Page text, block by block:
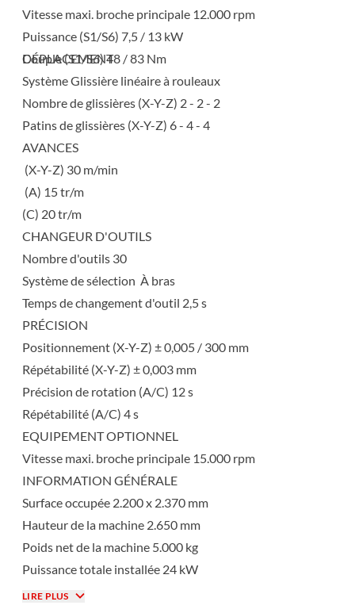
Vitesse maxi. broche principale 12.000 rpm
Puissance (S1/S6) 7,5 / 13 kW
Couple (S1/S6) 48 / 83 Nm
DÉPLACEMENT
Système Glissière linéaire à rouleaux
Nombre de glissières (X-Y-Z) 2 - 2 - 2
Patins de glissières (X-Y-Z) 6 - 4 - 4
AVANCES
(X-Y-Z) 30 m/min
(A) 15 tr/m
(C) 20 tr/m
CHANGEUR D'OUTILS
Nombre d'outils 30
Système de sélection À bras
Temps de changement d'outil 2,5 s
PRÉCISION
Positionnement (X-Y-Z) ± 0,005 / 300 mm
Répétabilité (X-Y-Z) ± 0,003 mm
Précision de rotation (A/C) 12 s
Répétabilité (A/C) 4 s
EQUIPEMENT OPTIONNEL
Vitesse maxi. broche principale 15.000 rpm
INFORMATION GÉNÉRALE
Surface occupée 2.200 x 2.370 mm
Hauteur de la machine 2.650 mm
Poids net de la machine 5.000 kg
Puissance totale installée 24 kW
http://www.lagunmachinery.com/fr/l-5ax-320/ficha-
LIRE PLUS